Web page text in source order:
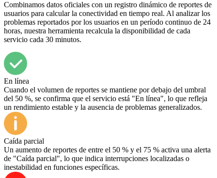
Combinamos datos oficiales con un registro dinámico de reportes de
usuarios para calcular la conectividad en tiempo real. Al analizar los
problemas reportados por los usuarios en un período continuo de 24
horas, nuestra herramienta recalcula la disponibilidad de cada
servicio cada 30 minutos.
En línea
Cuando el volumen de reportes se mantiene por debajo del umbral
del 50 %, se confirma que el servicio está "En línea", lo que refleja
un rendimiento estable y la ausencia de problemas generalizados.
Caída parcial
Un aumento de reportes de entre el 50 % y el 75 % activa una alerta
de "Caída parcial", lo que indica interrupciones localizadas o
inestabilidad en funciones específicas.